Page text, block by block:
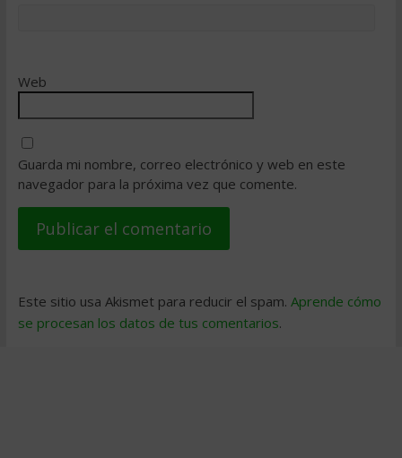
Web
Guarda mi nombre, correo electrónico y web en este
navegador para la próxima vez que comente.
Este sitio usa Akismet para reducir el spam. Aprende cómo
se procesan los datos de tus comentarios.